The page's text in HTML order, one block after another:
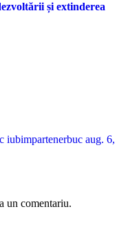
și extinderea
iubimpartenerbuc aug. 6,
un comentariu.